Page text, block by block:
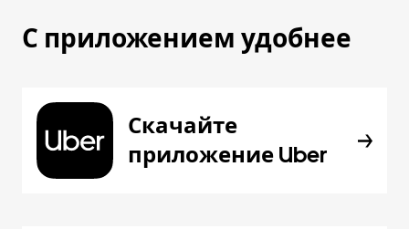
С приложением удобнее
Скачайте
приложение Uber